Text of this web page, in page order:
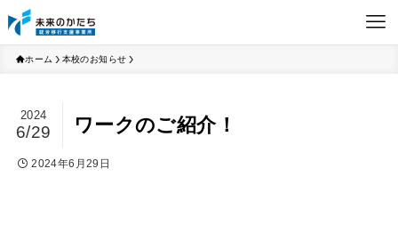
ホーム 本校のお知らせ
ワークのご紹介！
2024
6/29
2024年6月29日